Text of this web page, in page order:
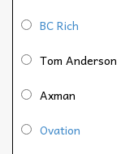
BC Rich
Tom Anderson
Axman
Ovation